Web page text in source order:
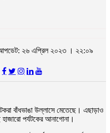
২৬ এপ্রিল ২০২৩ । ২২:০৯
বাঁধভাঙা উল্লাসে মেতেছে। এছাড়াও
হাজারো পর্যটকের আনাগোনা।